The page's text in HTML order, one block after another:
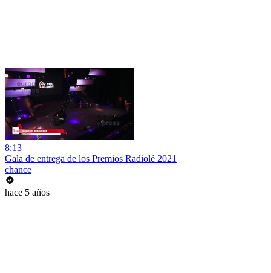
8:13
Gala de entrega de los Premios Radiolé 2021
chance
hace 5 años